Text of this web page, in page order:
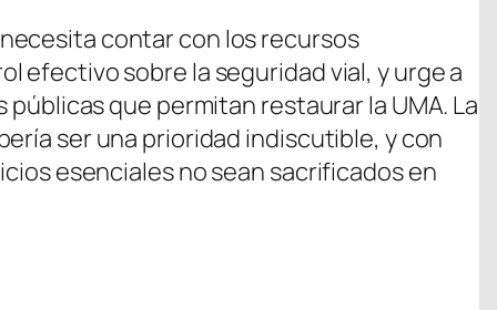
contar con los recursos
efectivo sobre la seguridad vial, y urge a
que permitan restaurar la UMA. La
ser una prioridad indiscutible, y con
esenciales no sean sacrificados en